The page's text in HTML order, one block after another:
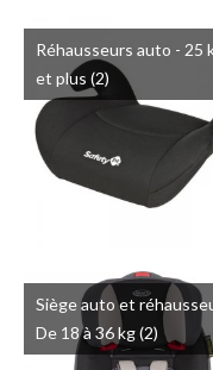
Réhausseurs auto - 25
et plus (2)
Siège auto et
De 18 à 36 kg(2)